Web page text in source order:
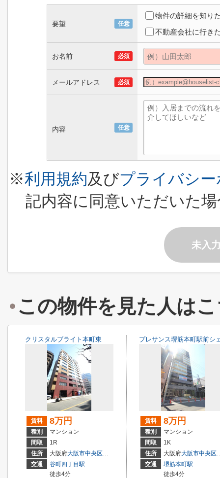
要望 任意
物件の詳細を知り
不動産会社に行き
お名前 必須
メールアドレス 必須
内容 任意
※利用規約及びプライバシ
記内容に同意いただいた
未入
この物件を見た人は
クリスタルブライト本町東
賃料 8万円
種別
マンション
間取
1R
住所
大阪府大阪市中央区内本町
１丁目
交通
谷町四丁目駅
徒歩4分
プレサンス堺筋本町駅前シ
賃料 8万円
種別
マンション
間取
1K
住所
大阪府大阪市中央区
交通
堺筋本町駅
徒歩4分